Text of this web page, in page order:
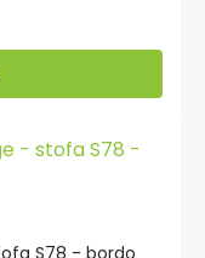
S78 - bordo